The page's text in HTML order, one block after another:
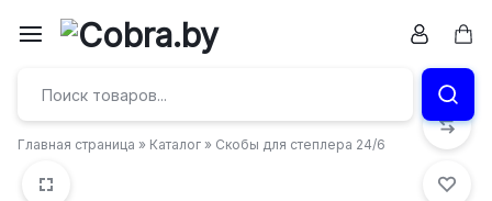
и
Главная страница » Каталог » Скобы для степлера 24/6